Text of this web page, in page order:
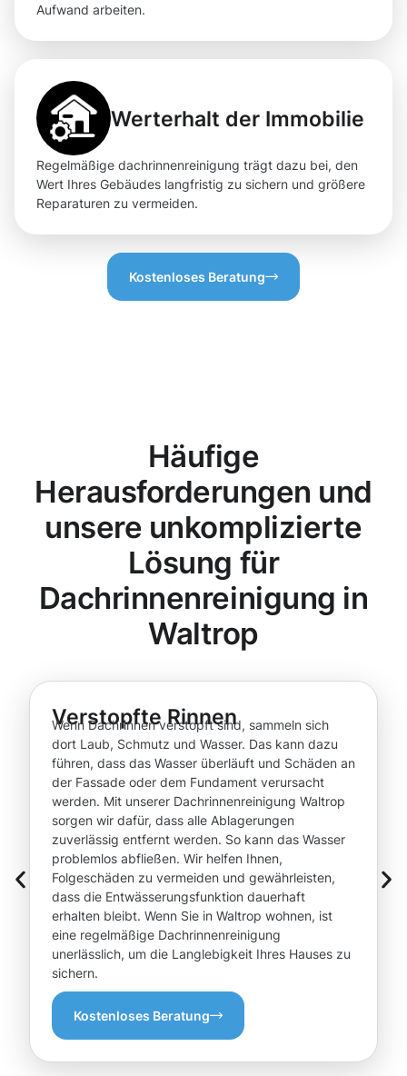
Aufwand arbeiten.
Werterhalt der Immobilie
Regelmäßige dachrinnenreinigung trägt dazu bei, den
Wert Ihres Gebäudes langfristig zu sichern und größere
Reparaturen zu vermeiden.
Kostenloses Beratung
Häufige
Herausforderungen und
unsere unkomplizierte
Lösung für
Dachrinnenreinigung in
Waltrop
Verstopfte Rinnen
Wenn Dachrinnen verstopft sind, sammeln sich
dort Laub, Schmutz und Wasser. Das kann dazu
führen, dass das Wasser überläuft und Schäden an
der Fassade oder dem Fundament verursacht
werden. Mit unserer Dachrinnenreinigung Waltrop
sorgen wir dafür, dass alle Ablagerungen
zuverlässig entfernt werden. So kann das Wasser
problemlos abfließen. Wir helfen Ihnen,
Folgeschäden zu vermeiden und gewährleisten,
dass die Entwässerungsfunktion dauerhaft
erhalten bleibt. Wenn Sie in Waltrop wohnen, ist
eine regelmäßige Dachrinnenreinigung
unerlässlich, um die Langlebigkeit Ihres Hauses zu
sichern.
Kostenloses Beratung